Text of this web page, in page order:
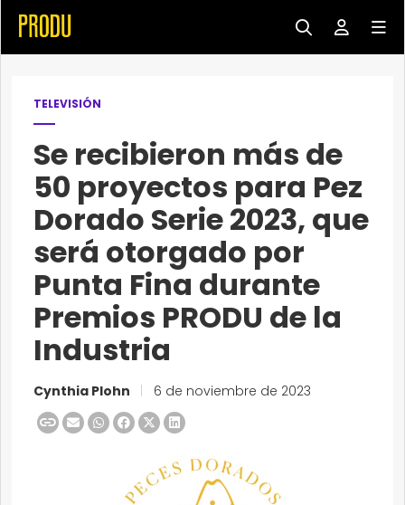
TELEVISIÓN
Se recibieron más de
50 proyectos para Pez
Dorado Serie 2023, que
será otorgado por
Punta Fina durante
Premios PRODU de la
Industria
Cynthia Plohn 6 de noviembre de 2023